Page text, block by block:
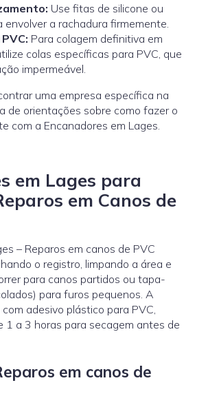
Use fitas de silicone ou
a rachadura firmemente.
Para colagem definitiva em
colas específicas para PVC, que
impermeável.
uma empresa específica na
de orientações sobre como fazer o
com a Encanadores em Lages.
em Lages para
em Canos de
– Reparos em canos de PVC
o registro, limpando a área e
para canos partidos ou tapa-
para furos pequenos. A
adesivo plástico para PVC,
1 a 3 horas para secagem antes de
em canos de